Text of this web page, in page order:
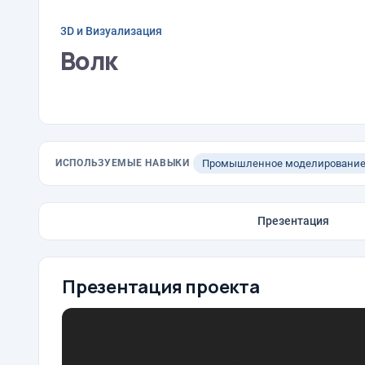
3D и Визуализация
Волк
ИСПОЛЬЗУЕМЫЕ НАВЫКИ Промышленное моделирование
Презентация
Презентация проекта